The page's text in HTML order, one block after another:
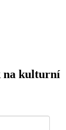
na kulturní